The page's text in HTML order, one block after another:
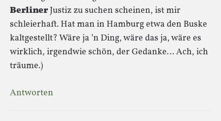
Berliner Justiz zu suchen scheinen, ist mir
schleierhaft. Hat man in Hamburg etwa den Buske
kaltgestellt? Wäre ja ’n Ding, wäre das ja, wäre es
wirklich, irgendwie schön, der Gedanke… Ach, ich
träume.)
Antworten